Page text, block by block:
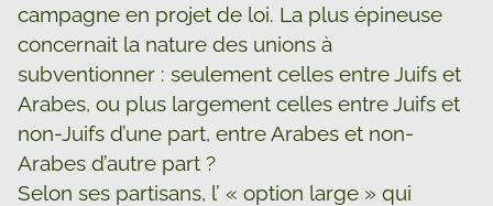
campagne en projet de loi. La plus épineuse
concernait la nature des unions à
subventionner : seulement celles entre Juifs et
Arabes, ou plus largement celles entre Juifs et
non-Juifs d’une part, entre Arabes et non-
Arabes d’autre part ?
Selon ses partisans, l’ « option large » qui